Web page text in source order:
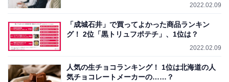
2022.02.09
「成城石井」で買ってよかった商品ランキン
グ！ 2位「黒トリュフポテチ」、1位は？
2022.02.09
人気の生チョコランキング！ 1位は北海道の人
気チョコレートメーカーの……？